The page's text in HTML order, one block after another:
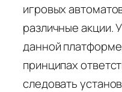
игровых
различные акции.
данной
принципах
следовать